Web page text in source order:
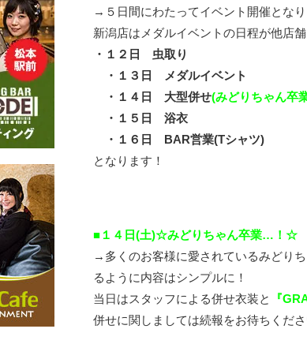
→５日間にわたってイベント開催となり
新潟店はメダルイベントの日程が他店
・１２日 虫取り
・１３日 メダルイベント
・１４日 大型併せ(みどりちゃん卒
・１５日 浴衣
・１６日 BAR営業(Tシャツ)
となります！
■１４日(土)☆みどりちゃん卒業…！☆
→多くのお客様に愛されているみどり
るように内容はシンプルに！
当日はスタッフによる併せ衣装と
『
併せに関しましては続報をお待ちくださ